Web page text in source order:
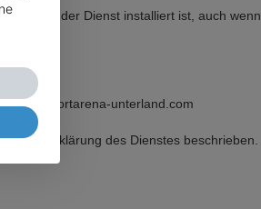
denen der Dienst installiert ist, auch wenn
dem sportarena-unterland.com
des Dienstes beschrieben.